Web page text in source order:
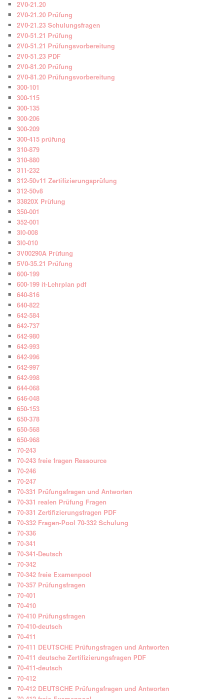
2V0-21.20
2V0-21.20 Prüfung
2V0-21.23 Schulungsfragen
2V0-51.21 Prüfung
2V0-51.21 Prüfungsvorbereitung
2V0-51.23 PDF
2V0-81.20 Prüfung
2V0-81.20 Prüfungsvorbereitung
300-101
300-115
300-135
300-206
300-209
300-415 prüfung
310-879
310-880
311-232
312-50v11 Zertifizierungsprüfung
312-50v8
33820X Prüfung
350-001
352-001
3I0-008
3I0-010
3V00290A Prüfung
5V0-35.21 Prüfung
600-199
600-199 it-Lehrplan pdf
640-816
640-822
642-584
642-737
642-980
642-993
642-996
642-997
642-998
644-068
646-048
650-153
650-378
650-568
650-968
70-243
70-243 freie fragen Ressource
70-246
70-247
70-331 Prüfungsfragen und Antworten
70-331 realen Prüfung Fragen
70-331 Zertifizierungsfragen PDF
70-332 Fragen-Pool 70-332 Schulung
70-336
70-341
70-341-Deutsch
70-342
70-342 freie Examenpool
70-357 Prüfungsfragen
70-401
70-410
70-410 Prüfungsfragen
70-410-deutsch
70-411
70-411 DEUTSCHE Prüfungsfragen und Antworten
70-411 deutsche Zertifizierungsfragen PDF
70-411-deutsch
70-412
70-412 DEUTSCHE Prüfungsfragen und Antworten